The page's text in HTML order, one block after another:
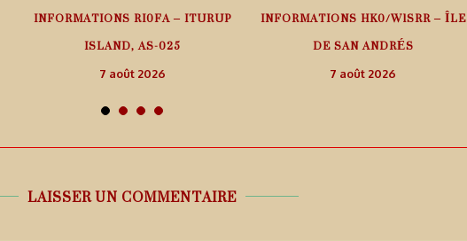
INFORMATIONS RI0FA – ITURUP
ISLAND, AS-025
7 août 2026
INFORMATIONS HK0/W1SRR – ÎLE
DE SAN ANDRÉS
7 août 2026
LAISSER UN COMMENTAIRE